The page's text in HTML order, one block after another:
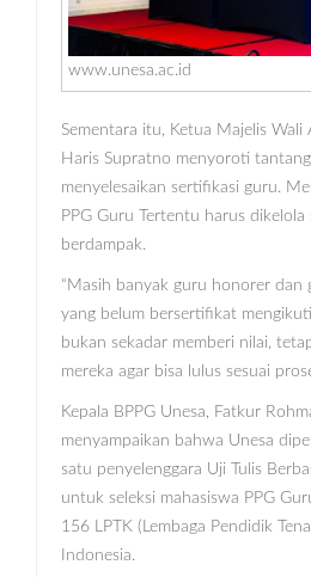
www.unesa.ac.id
Sementara itu, Ketua Majelis Wali
Haris Supratno menyoroti
menyelesaikan sertifikasi guru.
PPG Guru Tertentu harus dikelola
berdampak.
“Masih banyak guru honorer dan
yang belum bersertifikat
bukan sekadar memberi nilai,
mereka agar bisa lulus sesuai
Kepala BPPG Unesa, Fatkur
menyampaikan bahwa Unesa
satu penyelenggara Uji Tulis
untuk seleksi mahasiswa PPG
156 LPTK (Lembaga Pendidik
Indonesia.